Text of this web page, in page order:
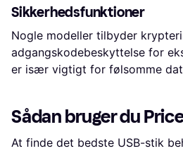
Sikkerhedsfunktioner
Nogle modeller tilbyder
adgangskodebeskyttelse for
er især vigtigt for følsomme
Sådan bruger du
At finde det bedste USB-stik